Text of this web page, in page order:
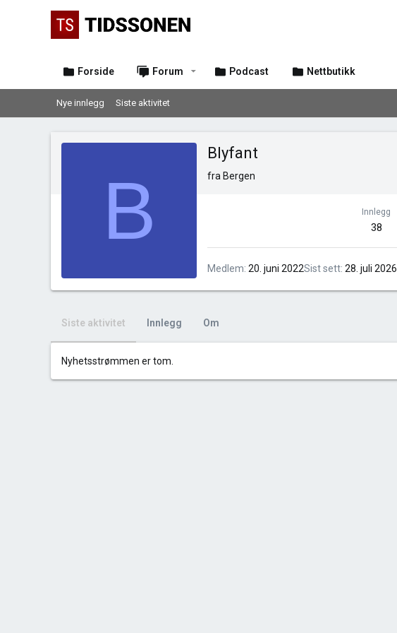
Forside Forum Podcast Nettbutikk
Nye innlegg Siste aktivitet
B
Blyfant
fra Bergen
Innlegg
38
Medlem 20. juni 2022Sist sett 28. juli 2026
Siste aktivitet Innlegg Om
Nyhetsstrømmen er tom.